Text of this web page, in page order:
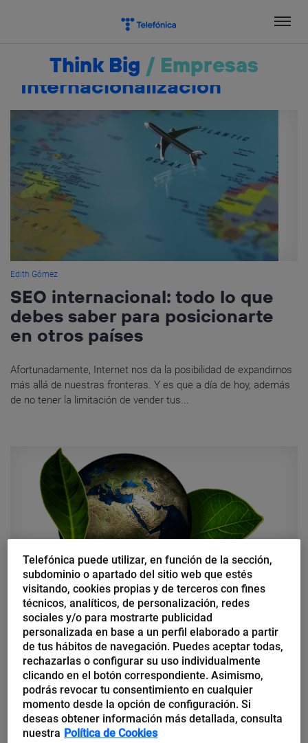
Think Big / Empresas
Internacionalización
Edith Gómez
SEO internacional: todo lo que
debes saber para posicionarte
en otros países
Afortunadamente, Internet nos da la posibilidad de expandirnos
más allá de nuestras fronteras. Y es que a día de hoy, además
de no tener la limitación de vender tus...
Juan Luis Manfredi
Lecciones para la
internacionalización de las
pymes
Tengo debilidad por las pymes que exportan y se embarcan en
la aventura exterior. Representan lo mejor de la economía
española, cuya espina dorsal constituyen. La
Telefónica puede utilizar, en función de la sección,
subdominio o apartado del sitio web que estés
visitando, cookies propias y de terceros con fines
técnicos, analíticos, de personalización, redes
sociales y/o para mostrarte publicidad
personalizada en base a un perfil elaborado a partir
de tus hábitos de navegación. Puedes aceptar todas,
rechazarlas o configurar su uso individualmente
clicando en el botón correspondiente. Asimismo,
podrás revocar tu consentimiento en cualquier
momento desde la opción de configuración. Si
deseas obtener información más detallada, consulta
nuestra Política de Cookies